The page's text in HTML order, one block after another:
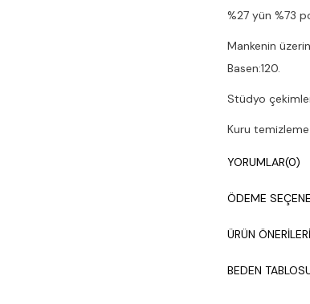
%27 yün %73
Mankenin
Basen:120.
Stüdyo
Kuru temizleme
YORUMLAR(0)
ÖDEME
ÜRÜN ÖNERILERI
BEDEN